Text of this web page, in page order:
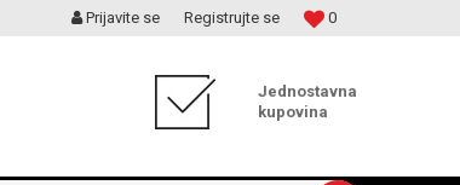
MOGUĆNOST ISPORUKE ZA 24H! 0
Prijavite se Registrujte se
Jednostavna
kupovina